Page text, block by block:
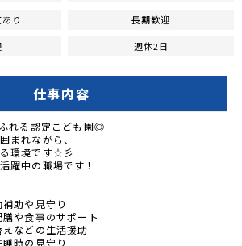
り 長期歓迎
週休2日
仕事内容
れる認定こども園◎
まれながら、
環境です☆彡
躍中の職場です！
助や見守り
や食事のサポート
などの生活援助
時の見守り